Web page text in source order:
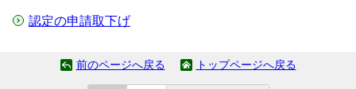
認定の申請取下げ
前のページへ戻る トップページへ戻る